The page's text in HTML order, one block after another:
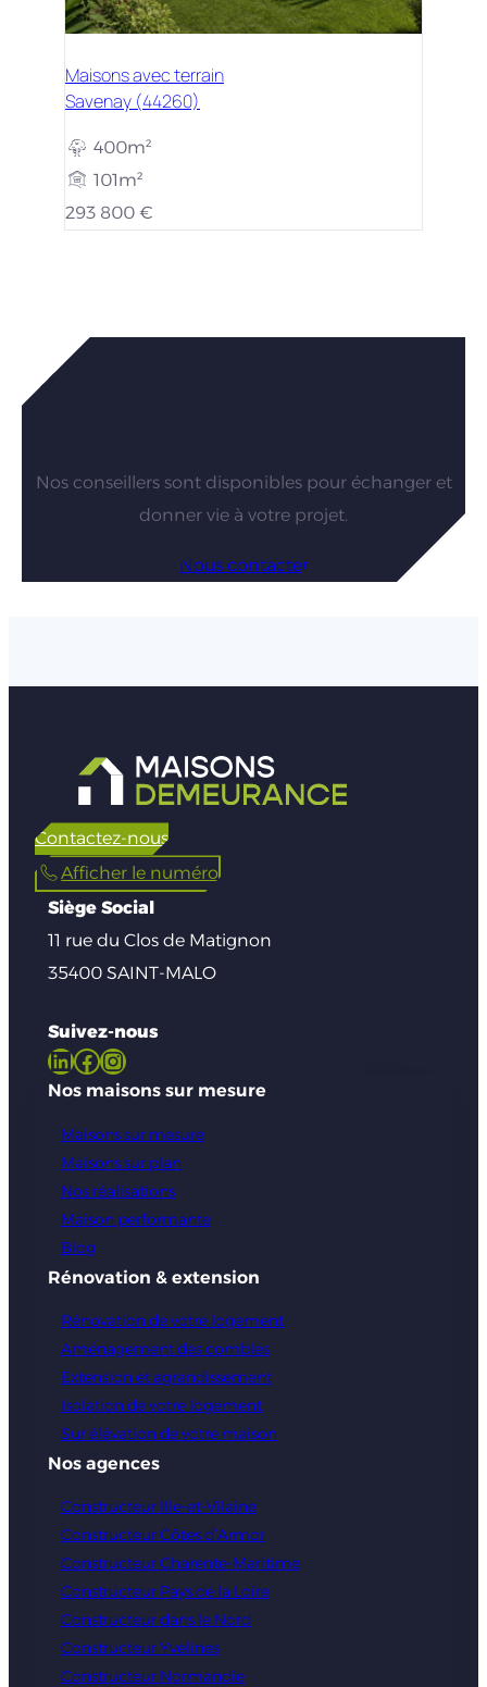
Maisons avec terrain
Savenay (44260)
400m²
101m²
293 800 €
Vous êtes intéressés par nos
Nos conseillers sont disponibles pour échanger et
donner vie à votre projet.
Nous contacter
Contactez-nous
Afficher le numéro
Siège Social
11 rue du Clos de Matignon
35400 SAINT-MALO
Suivez-nous
LinkedIn Facebook Instagram
Nos maisons sur mesure
Maisons sur mesure
Maisons sur plan
Nos réalisations
Maison performante
Blog
Rénovation & extension
Rénovation de votre logement
Aménagement des combles
Extension et agrandissement
Isolation de votre logement
Sur élévation de votre maison
Nos agences
Constructeur Ille-et-Vilaine
Constructeur Côtes d’Armor
Constructeur Charente-Maritime
Constructeur Pays de la Loire
Constructeur dans le Nord
Constructeur Yvelines
Constructeur Normandie